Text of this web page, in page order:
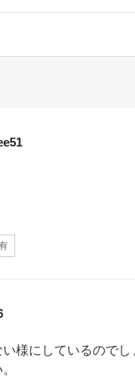
様にしているのでし